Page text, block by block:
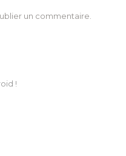
un commentaire.
!